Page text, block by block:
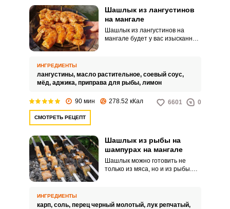
Шашлык из лангустинов
на мангале
Шашлык из лангустинов на
мангале будет у вас изысканной
вам предлагается замариновать
их в пикантном соусе с легкой
перчинкой.
ИНГРЕДИЕНТЫ
лангустины, масло растительное, соевый соус,
мёд, аджика, приправа для рыбы, лимон
90 мин 278.52 кКал 6601 0
СМОТРЕТЬ РЕЦЕПТ
Шашлык из рыбы на
шампурах на мангале
Шашлык можно готовить не
только из мяса, но и из рыбы.
ИНГРЕДИЕНТЫ
карп, соль, перец черный молотый, лук репчатый,